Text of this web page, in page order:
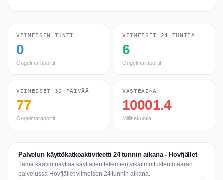
VIIMEISIN TUNTI
0
Ongelmaraportit
VIIMEISET 24 TUNTIA
6
Ongelmaraportit
VIIMEISET 30 PÄIVÄÄ
77
Ongelmaraportit
VASTEAIKA
10001.4
Millisekuntia
Palvelun käyttökatkoaktiviteetti 24 tunnin aikana - Hovfjället
Tämä kaavio näyttää käyttäjien tekemien vikailmoitusten määrän
palvelussa Hovfjället viimeisen 24 tunnin aikana.